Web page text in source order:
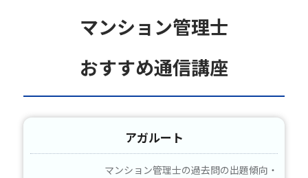
マンション管理士
おすすめ通信講座
アガルート
マンション管理士の過去問の出題傾向・